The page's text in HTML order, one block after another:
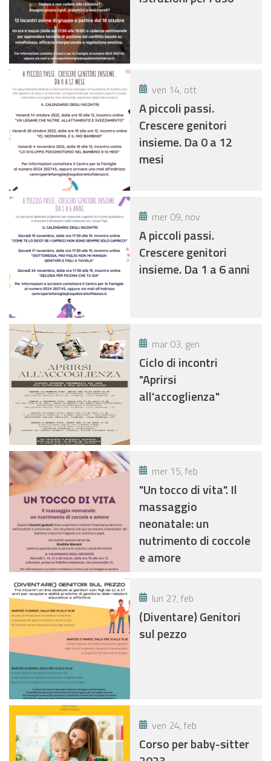
ven 14, ott
A piccoli passi.
Crescere genitori
insieme. Da 0 a 12
mesi
mer 09, nov
A piccoli passi.
Crescere genitori
insieme. Da 1 a 6 anni
mar 03, gen
Ciclo di incontri
"Aprirsi
all'accoglienza"
mer 15, feb
"Un tocco di vita". Il
massaggio
neonatale: un
nutrimento di coccole
e amore
lun 27, feb
(Diventare) Genitori
sul pezzo
ven 24, feb
Corso per baby-sitter